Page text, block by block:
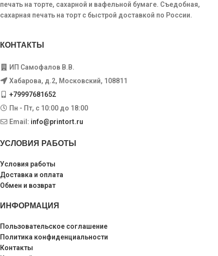
печать на торте, сахарной и вафельной бумаге. Съедобная,
сахарная печать на торт с быстрой доставкой по России.
КОНТАКТЫ
ИП Самофалов В.В.
Хабарова, д.2, Московский, 108811
+79997681652
Пн - Пт, с 10:00 до 18:00
Email: info@printort.ru
УСЛОВИЯ РАБОТЫ
Условия работы
Доставка и оплата
Обмен и возврат
ИНФОРМАЦИЯ
Пользовательское соглашение
Политика конфиденциальности
Контакты